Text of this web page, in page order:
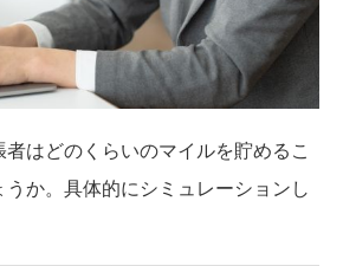
はどのくらいのマイルを貯めるこ
うか。具体的にシミュレーションし